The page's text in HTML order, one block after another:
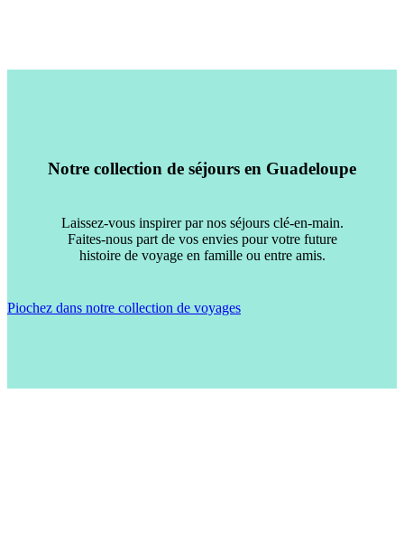
Notre collection de séjours en Guadeloupe
Laissez-vous inspirer par nos séjours clé-en-main.
Faites-nous part de vos envies pour votre future
histoire de voyage en famille ou entre amis.
Piochez dans notre collection de voyages